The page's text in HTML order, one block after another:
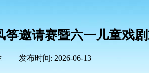
筝邀请赛暨六一儿童戏
发布时间: 2026-06-13